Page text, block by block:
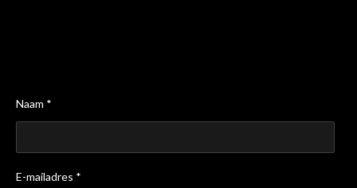
Naam *
E-mailadres *